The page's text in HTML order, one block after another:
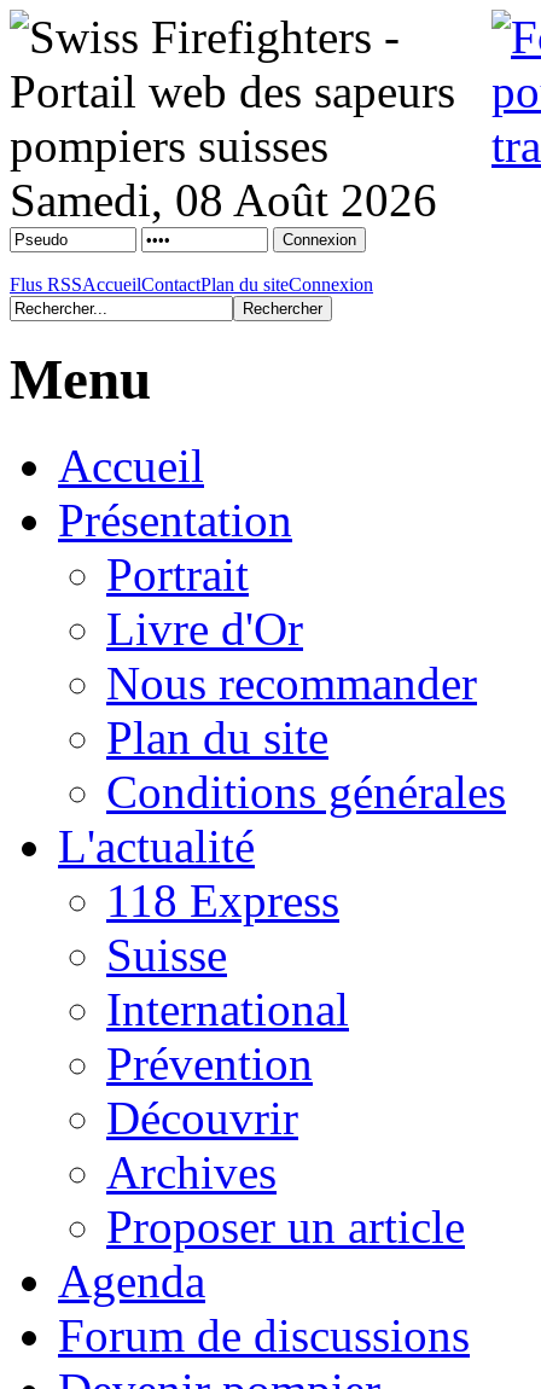
Samedi, 08 Août 2026
Flus RSSAccueilContactPlan du siteConnexion
Menu
Accueil
Présentation
Portrait
Livre d'Or
Nous recommander
Plan du site
Conditions générales
L'actualité
118 Express
Suisse
International
Prévention
Découvrir
Archives
Proposer un article
Agenda
Forum de discussions